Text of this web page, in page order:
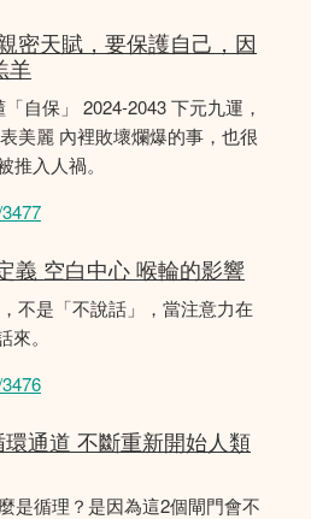
密天賦，要保護自己，因
羊
自保」 2024-2043 下元九運，
美麗 內裡敗壞爛爆的事，也很
推入人禍。
義 空白中心 喉輪的影響
不是「不說話」，當注意力在
。
通道 不斷重新開始人類
是循理？是因為這2個閘門會不